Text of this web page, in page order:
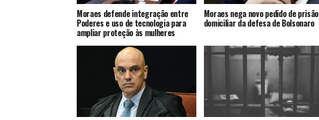
Moraes defende integração entre
Poderes e uso de tecnologia para
ampliar proteção às mulheres
Moraes nega novo pedido de prisão
domiciliar da defesa de Bolsonaro